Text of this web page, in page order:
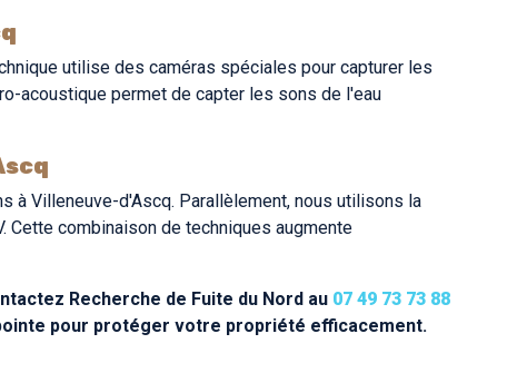
utilise des caméras spéciales pour capturer les
acoustique permet de capter les sons de l'eau
à Villeneuve-d'Ascq. Parallèlement, nous utilisons la
combinaison de techniques augmente
Recherche de Fuite du Nord au 07 49 73 73 88
pour protéger votre propriété efficacement.